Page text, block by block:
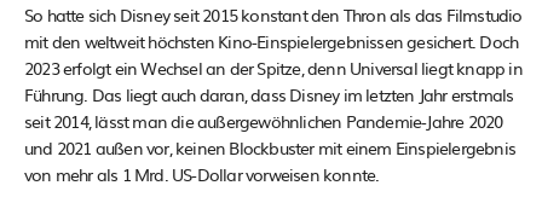
So hatte sich Disney seit 2015 konstant den Thron als das Filmstudio
mit den weltweit höchsten Kino-Einspielergebnissen gesichert. Doch
2023 erfolgt ein Wechsel an der Spitze, denn Universal liegt knapp in
Führung. Das liegt auch daran, dass Disney im letzten Jahr erstmals
seit 2014, lässt man die außergewöhnlichen Pandemie-Jahre 2020
und 2021 außen vor, keinen Blockbuster mit einem Einspielergebnis
von mehr als 1 Mrd. US-Dollar vorweisen konnte.